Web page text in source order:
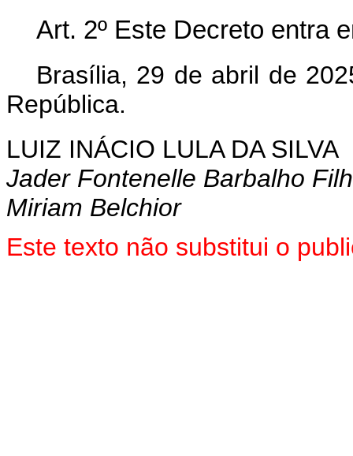
Art. 2º Este Decreto entra
Brasília, 29 de abril de
República.
LUIZ INÁCIO LULA DA SILVA
Jader Fontenelle Barbalho
Miriam Belchior
Este texto não substitui o